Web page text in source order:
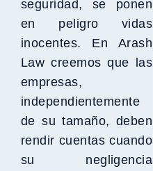
seguridad, se ponen
en peligro vidas
inocentes. En Arash
Law creemos que las
empresas,
independientemente
de su tamaño, deben
rendir cuentas cuando
su negligencia